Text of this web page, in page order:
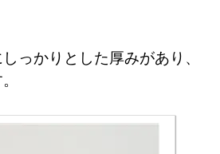
っかりとした厚みがあり、